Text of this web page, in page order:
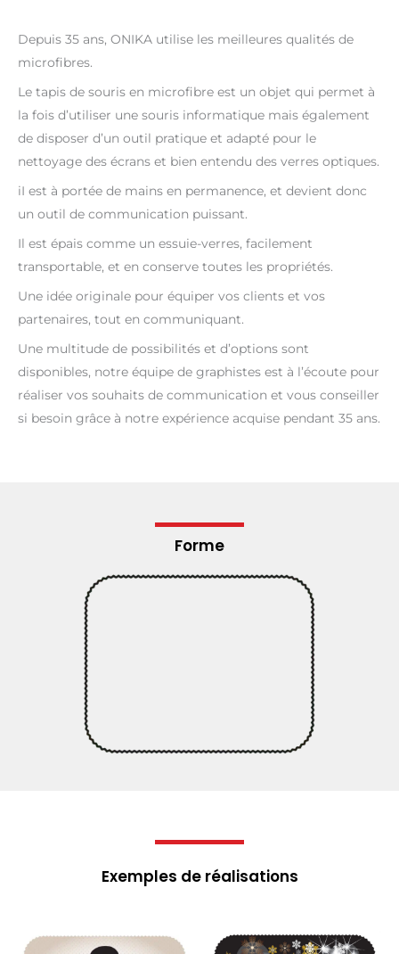
Depuis 35 ans, ONIKA utilise les meilleures qualités de
microfibres.
Le tapis de souris en microfibre est un objet qui permet à
la fois d’utiliser une souris informatique mais également
de disposer d’un outil pratique et adapté pour le
nettoyage des écrans et bien entendu des verres optiques.
iI est à portée de mains en permanence, et devient donc
un outil de communication puissant.
Il est épais comme un essuie-verres, facilement
transportable, et en conserve toutes les propriétés.
Une idée originale pour équiper vos clients et vos
partenaires, tout en communiquant.
Une multitude de possibilités et d’options sont
disponibles, notre équipe de graphistes est à l’écoute pour
réaliser vos souhaits de communication et vous conseiller
si besoin grâce à notre expérience acquise pendant 35 ans.
Forme
Exemples de réalisations